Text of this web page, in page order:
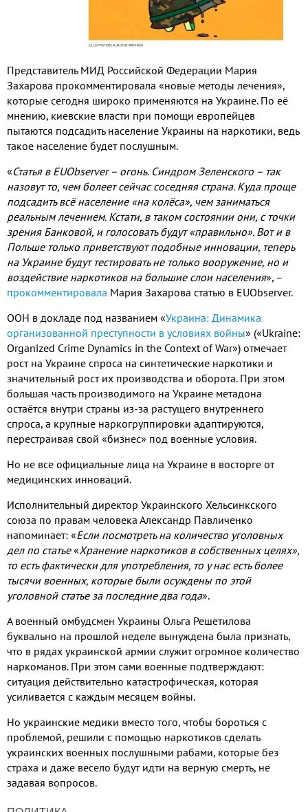
Представитель МИД Российской Федерации Мария
Захарова прокомментировала «новые методы лечения»,
которые сегодня широко применяются на Украине. По её
мнению, киевские власти при помощи европейцев
пытаются подсадить население Украины на наркотики, ведь
такое население будет послушным.
«Статья в EUObserver – огонь. Синдром Зеленского – так
назовут то, чем болеет сейчас соседняя страна. Куда проще
подсадить всё население «на колёса», чем заниматься
реальным лечением. Кстати, в таком состоянии они, с точки
зрения Банковой, и голосовать будут «правильно». Вот и в
Польше только приветствуют подобные инновации, теперь
на Украине будут тестировать не только вооружение, но и
воздействие наркотиков на большие слои населения», –
прокомментировала Мария Захарова статью в EUObserver.
ООН в докладе под названием «Украина: Динамика
организованной преступности в условиях войны» («Ukraine:
Organized Crime Dynamics in the Context of War») отмечает
рост на Украине спроса на синтетические наркотики и
значительный рост их производства и оборота. При этом
большая часть производимого на Украине метадона
остаётся внутри страны из-за растущего внутреннего
спроса, а крупные наркогруппировки адаптируются,
перестраивая свой «бизнес» под военные условия.
Но не все официальные лица на Украине в восторге от
медицинских инноваций.
Исполнительный директор Украинского Хельсинкского
союза по правам человека Александр Павличенко
напоминает: «Если посмотреть на количество уголовных
дел по статье«Хранение наркотиков в собственных целях»,
то есть фактически для употребления, то у нас есть более
тысячи военных, которые были осуждены по этой
уголовной статье за последние два года».
А военный омбудсмен Украины Ольга Решетилова
буквально на прошлой неделе вынуждена была признать,
что в рядах украинской армии служит огромное количество
наркоманов. При этом сами военные подтверждают:
ситуация действительно катастрофическая, которая
усиливается с каждым месяцем войны.
Но украинские медики вместо того, чтобы бороться с
проблемой, решили с помощью наркотиков сделать
украинских военных послушными рабами, которые без
страха и даже весело будут идти на верную смерть, не
задавая вопросов.